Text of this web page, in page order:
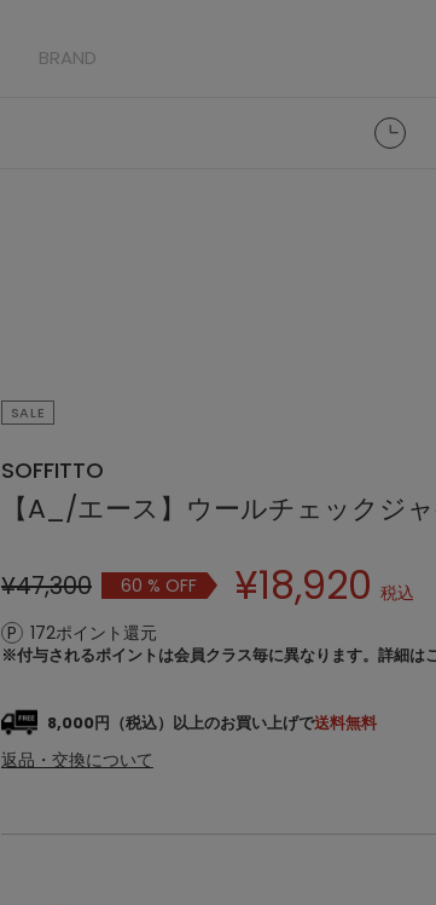
BRAND
SALE
SOFFITTO
【A_/エース】ウールチェックジ
¥47,300 60 % OFF ¥18,920 税込
172ポイント還元
※付与されるポイントは会員クラス毎に異なります。 詳細は
8,000円（税込）以上のお買い上げで送料無料
返品・交換について